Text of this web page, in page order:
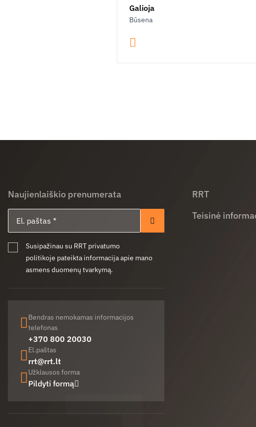
Galioja
Būsena
Naujienlaiškio prenumerata
Prenumeruoti
Susipažinau su RRT privatumo
politikoje pateikta informacija apie mano
asmens duomenų tvarkymą.
Bendras nemokamas informacijos
telefonas
+370 800 20030
El.paštas
rrt@rrt.lt
Užklausos forma
Pildyti formą
RRT
Teisinė